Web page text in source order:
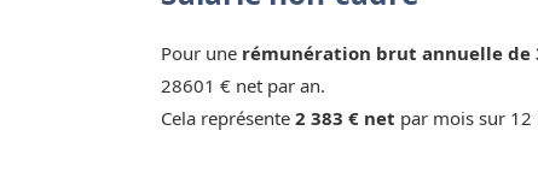
Pour une rémunération brut annuelle de
28601 € net par an.
Cela représente 2 383 € net par mois sur 12